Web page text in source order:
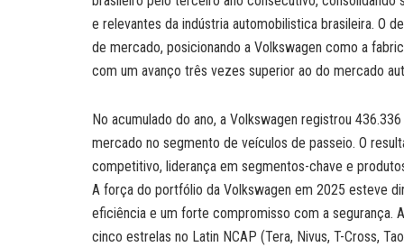
e relevantes da indústria automobilistica brasileira. O
de mercado, posicionando a Volkswagen como a
com um avanço três vezes superior ao do mercado
No acumulado do ano, a Volkswagen registrou
mercado no segmento de veículos de passeio. O
competitivo, liderança em segmentos-chave e
A força do portfólio da Volkswagen em 2025 esteve
eficiência e um forte compromisso com a segurança.
cinco estrelas no Latin NCAP (Tera, Nivus, T-Cross,